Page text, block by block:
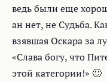
ведь были еще
ан нет, не Судьба.
взявшая Оскара за
«Слава богу, что
этой категории!» 🙂